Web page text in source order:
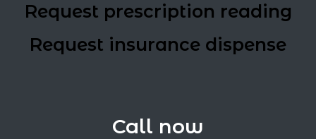
Request prescription reading
Request insurance dispense
Call now